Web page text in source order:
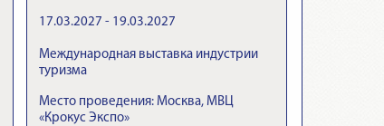
17.03.2027 - 19.03.2027
Международная выставка индустрии
туризма
Место проведения: Москва, МВЦ
«Крокус Экспо»